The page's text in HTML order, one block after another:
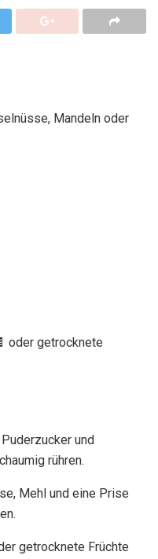
Mandeln oder
oder getrocknete
und
rühren.
Mehl und eine Prise
getrocknete Früchte